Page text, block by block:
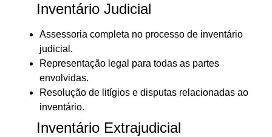
Inventário Judicial
Assessoria completa no processo de inventário
judicial.
Representação legal para todas as partes
envolvidas.
Resolução de litígios e disputas relacionadas ao
inventário.
Inventário Extrajudicial